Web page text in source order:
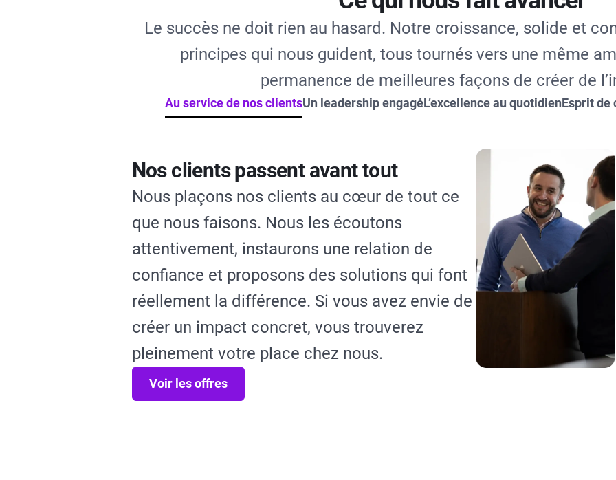
Le succès ne doit rien au hasard. Notre croissance, solide et
principes qui nous guident, tous tournés vers une même
permanence de meilleures façons de créer de
Au service de nos clientsUn leadership engagéL’excellence au quotidienEsprit de
Nos clients passent avant tout
Nous plaçons nos clients au cœur de tout ce
que nous faisons. Nous les écoutons
attentivement, instaurons une relation de
confiance et proposons des solutions qui font
réellement la différence. Si vous avez envie de
créer un impact concret, vous trouverez
pleinement votre place chez nous.
Voir les offres